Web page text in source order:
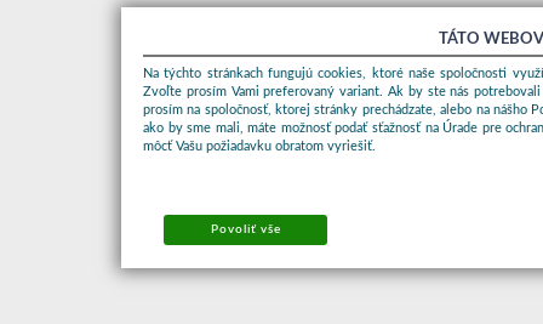
TÁTO
Na týchto stránkach fungujú cookies, ktoré naše spoločnosti
Zvoľte prosím Vami preferovaný variant. Ak by ste nás
prosím na spoločnosť, ktorej stránky prechádzate, alebo na nášho
ako by sme mali, máte možnosť podať sťažnosť na Úrade pre
môcť Vašu požiadavku obratom vyriešiť.
Povoliť vše